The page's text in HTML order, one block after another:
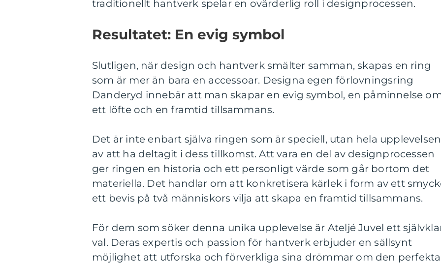
traditionellt hantverk spelar en ovärderlig roll i designprocessen.
Resultatet: En evig symbol
Slutligen, när design och hantverk smälter samman, skapas en ring
som är mer än bara en accessoar. Designa egen förlovningsring
Danderyd innebär att man skapar en evig symbol, en påminnelse
ett löfte och en framtid tillsammans.
Det är inte enbart själva ringen som är speciell, utan hela upplevelsen
av att ha deltagit i dess tillkomst. Att vara en del av designprocessen
ger ringen en historia och ett personligt värde som går bortom det
materiella. Det handlar om att konkretisera kärlek i form av ett
ett bevis på två människors vilja att skapa en framtid tillsammans.
För dem som söker denna unika upplevelse är Ateljé Juvel ett
val. Deras expertis och passion för hantverk erbjuder en sällsynt
möjlighet att utforska och förverkliga sina drömmar om den perfekta